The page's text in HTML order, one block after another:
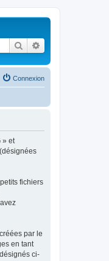
Rechercher
Connexion
» et
fichiers
par le
en tant
ci-